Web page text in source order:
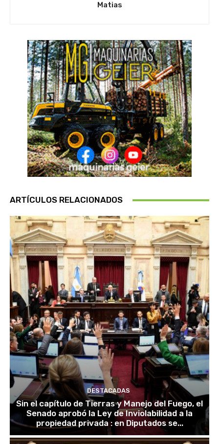
Matias
ARTÍCULOS RELACIONADOS
DESTACADAS
Sin el capítulo de Tierras y Manejo del Fuego, el
Senado aprobó la Ley de Inviolabilidad a la
propiedad privada : en Diputados se...